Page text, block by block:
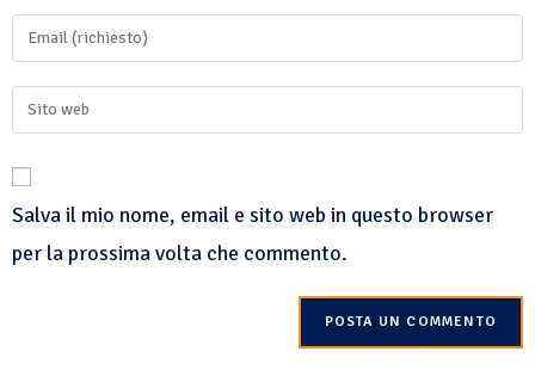
Salva il mio nome, email e sito web in questo browser
per la prossima volta che commento.